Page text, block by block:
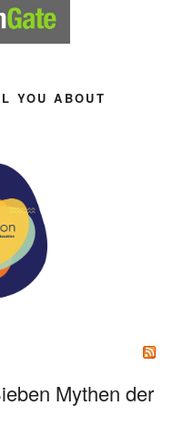
YOU ABOUT
Mythen der